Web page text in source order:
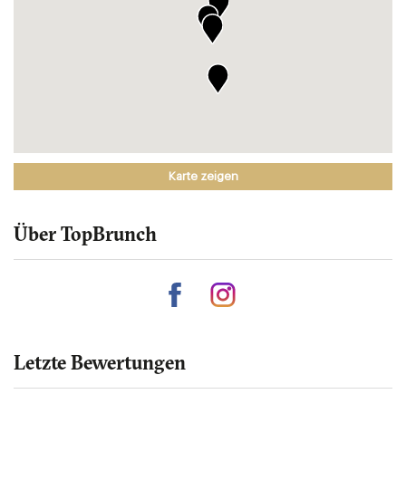
Karte zeigen
Über TopBrunch
Letzte Bewertungen